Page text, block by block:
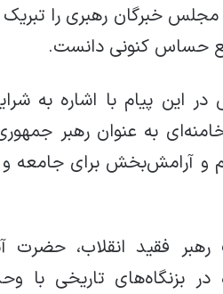
خبرگان رهبری را
حساس کنونی دانست.
در این پیام با اشاره به
به عنوان رهبر
آرامش‌بخش برای جامعه و
فقید انقلاب، حضرت
در بزنگاه‌های تاریخی با